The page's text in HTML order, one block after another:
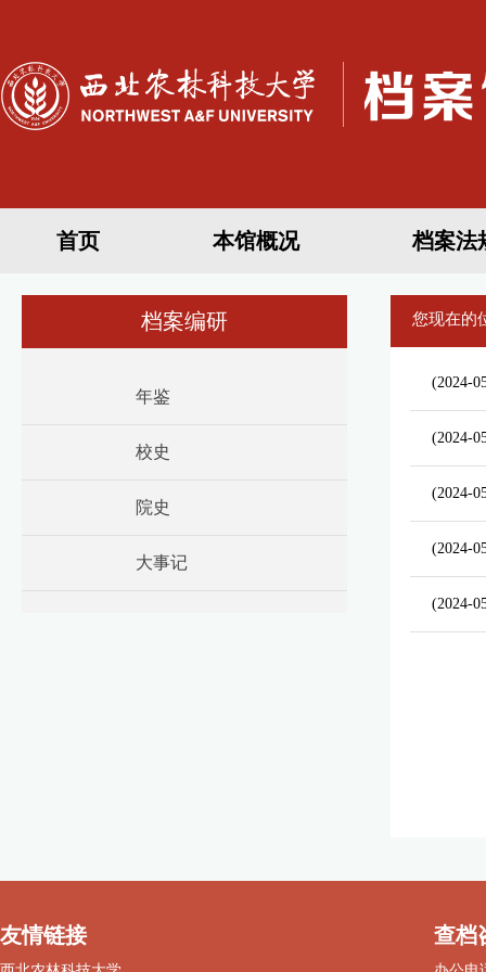
首页 本馆概况 档案法
档案编研
年鉴
校史
院史
大事记
您现在的
(2024-
(2024-
(2024-
(2024-
(2024-
友情链接 查档